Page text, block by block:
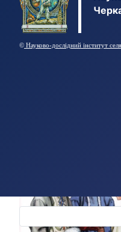
© Науково-дослідний інститут